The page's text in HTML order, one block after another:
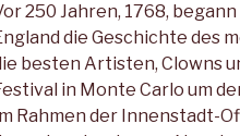
250 Jahren, 1768,
die Geschichte des
besten Artisten, Clowns
in Monte Carlo um
Im Rahmen der Innenstadt-